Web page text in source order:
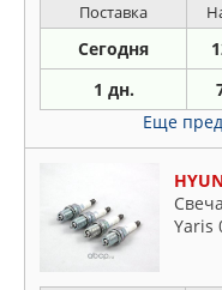
Поставка
Сегодня
1 дн.
Еще
Yaris